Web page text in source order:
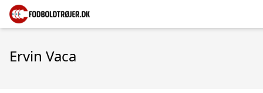
Ervin Vaca